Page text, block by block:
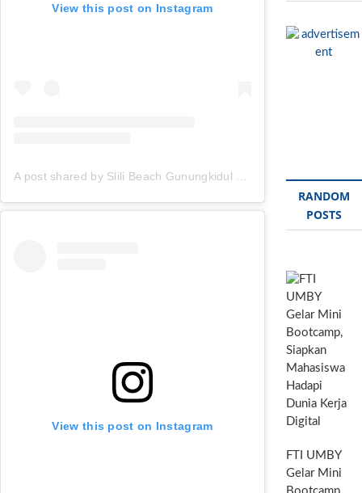
View this post on Instagram
View this post on Instagram
RANDOM
POSTS
FTI UMBY
Gelar Mini